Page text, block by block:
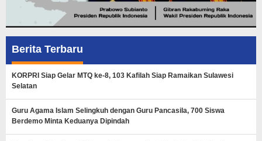
Berita Terbaru
KORPRI Siap Gelar MTQ ke-8, 103 Kafilah Siap Ramaikan Sulawesi
Selatan
Guru Agama Islam Selingkuh dengan Guru Pancasila, 700 Siswa
Berdemo Minta Keduanya Dipindah